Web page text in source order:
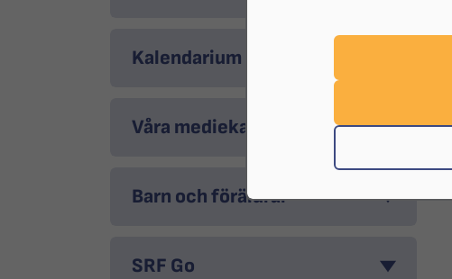
Kalendarium
Våra mediekanaler
Barn och föräldrar
SRF Go